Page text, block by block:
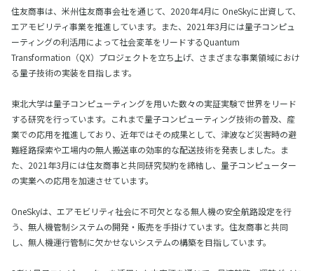
住友商事は、米州住友商事会社を通じて、2020年4月に OneSkyに出資して、
エアモビリティ事業を推進しています。また、2021年3月には量子コンピュ
ーティングの利活用によって社会変革をリードするQuantum
Transformation（QX）プロジェクトを立ち上げ、さまざまな事業領域におけ
る量子技術の実装を目指します。
東北大学は量子コンピューティングを用いた数々の実証実験で世界をリード
する研究を行っています。これまで量子コンピューティング技術の普及、産
業での応用を推進しており、近年ではその成果として、津波など災害時の避
難経路探索や工場内の無人搬送車の効率的な配送技術を発表しました。ま
た、2021年3月には住友商事と共同研究契約を締結し、量子コンピューター
の実業への応用を加速させています。
OneSkyは、エアモビリティ社会に不可欠となる無人機の安全航路設定を行
う、無人機管制システムの開発・販売を手掛けています。住友商事と共同
し、無人機運行管制に欠かせないシステムの構築を目指しています。